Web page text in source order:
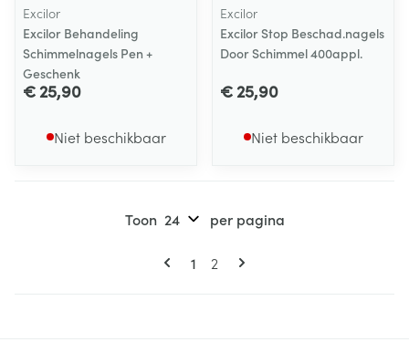
Excilor
Excilor Behandeling
Schimmelnagels Pen +
Geschenk
€ 25,90
Niet beschikbaar
Excilor
Excilor Stop Beschad.nagels
Door Schimmel 400appl.
€ 25,90
Niet beschikbaar
Pagina's
U lees momenteel pagina
1 Pagina
2
Toon per pagina